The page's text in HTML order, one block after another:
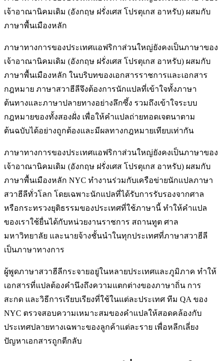
เจ้าอาณานิคมเดิม (อังกฤษ ฝรั่งเศส โปรตุเกส อาหรับ) ผสมกับ
ภาษาพื้นเมืองหลัก
ภาษาทางการของประเทศแอฟริกาส่วนใหญ่ยังคงเป็นภาษาของ
เจ้าอาณานิคมเดิม (อังกฤษ ฝรั่งเศส โปรตุเกส อาหรับ) ผสมกับ
ภาษาพื้นเมืองหลัก ในบริบทของเอกสารราชการและเอกสาร
กฎหมาย ภาษาสวาฮีลีจึงต้องการนักแปลที่เข้าใจทั้งภาษา
ต้นทางและภาษาปลายทางอย่างลึกซึ้ง รวมถึงเข้าใจระบบ
กฎหมายของทั้งสองฝั่ง เพื่อให้คำแปลถ่ายทอดเจตนาตาม
ต้นฉบับได้อย่างถูกต้องและมีผลทางกฎหมายเทียบเท่ากัน
ภาษาทางการของประเทศแอฟริกาส่วนใหญ่ยังคงเป็นภาษาของ
เจ้าอาณานิคมเดิม (อังกฤษ ฝรั่งเศส โปรตุเกส อาหรับ) ผสมกับ
ภาษาพื้นเมืองหลัก NYC ทำงานร่วมกับเครือข่ายนักแปลภาษา
สวาฮีลีทั่วโลก โดยเฉพาะนักแปลที่ได้รับการรับรองจากศาล
หรือกระทรวงยุติธรรมของประเทศที่ใช้ภาษานี้ ทำให้คำแปล
ของเราใช้ยื่นได้กับหน่วยงานราชการ สถานทูต ศาล
มหาวิทยาลัย และนายจ้างชั้นนำในทุกประเทศที่ภาษาสวาฮีลี
เป็นภาษาทางการ
ผู้พูดภาษาสวาฮีลีกระจายอยู่ในหลายประเทศและภูมิภาค ทำให้
เอกสารที่แปลต้องคำนึงถึงความแตกต่างของภาษาถิ่น การ
สะกด และวิธีการเรียบเรียงที่ใช้ในแต่ละประเทศ ทีม QA ของ
NYC ตรวจสอบความเหมาะสมของคำแปลให้สอดคล้องกับ
ประเทศปลายทางเฉพาะของลูกค้าแต่ละราย เพื่อหลีกเลี่ยง
ปัญหาเอกสารถูกตีกลับ